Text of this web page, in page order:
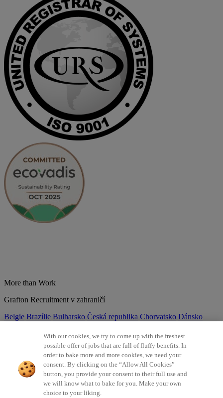
More than Work
Grafton Recruitment v zahraničí
Belgie Brazílie Bulharsko Česká republika Chorvatsko Dánsko
Německo Nizozemsko Norsko Polsko Portugalsko
Slovensko Španělsko Srbsko Švýcarsko Turecko
©2026 Všechna práva vyhrazena Grafton Recruitment
Ochrana osobních údajů Zásady používání cookies Všeobecné
Digitální přístupnost
With our cookies, we try to come up with the freshest
possible offer of jobs that are full of fluffy benefits. In
order to bake more and more cookies, we need your
consent. By clicking on the “Allow All Cookies”
button, you provide your consent to their full use and
we will know what to bake for you. Make your own
choice to your liking.